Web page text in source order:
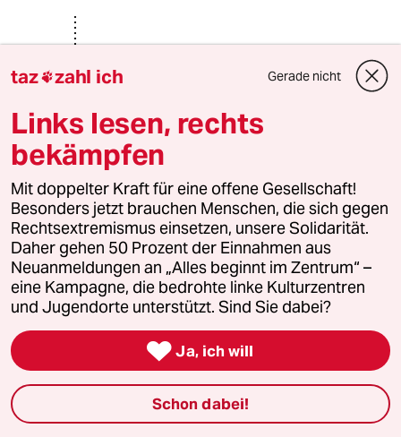
S Stulle68
15.02.2019
@Billi Miller:
Als "ausgewogenes Gremium" ist hier
nicht der ICSP gemeint sondern die
Expertenrunde im Bundestag. Und
die war mitnichten ausgewogen.
Warum waren die Experten denn
nicht paritätisch ausgesucht?
meistkommentiert
1 EU nach Ceuta
Zur Freude der Antieuropäer
taz zahl ich Gerade nicht
Links lesen, rechts
bekämpfen
Mit doppelter Kraft für eine offene Gesellschaft!
Besonders jetzt brauchen Menschen, die sich gegen
Rechtsextremismus einsetzen, unsere Solidarität.
Daher gehen 50 Prozent der Einnahmen aus
Neuanmeldungen an „Alles beginnt im Zentrum“ –
eine Kampagne, die bedrohte linke Kulturzentren
und Jugendorte unterstützt. Sind Sie dabei?
 Ja, ich will
Schon dabei!